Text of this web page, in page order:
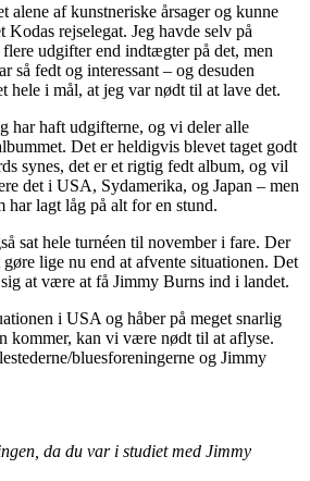
alene af kunstneriske årsager og kunne
Kodas rejselegat. Jeg havde selv på
udgifter end indtægter på det, men
så fedt og interessant – og desuden
hele i mål, at jeg var nødt til at lave det.
har haft udgifterne, og vi deler alle
Det er heldigvis blevet taget godt
synes, det er et rigtig fedt album, og vil
det i USA, Sydamerika, og Japan – men
har lagt låg på alt for en stund.
sat hele turnéen til november i fare. Der
gøre lige nu end at afvente situationen. Det
at være at få Jimmy Burns ind i landet.
i USA og håber på meget snarlig
kommer, kan vi være nødt til at aflyse.
bluesforeningerne og Jimmy
da du var i studiet med Jimmy